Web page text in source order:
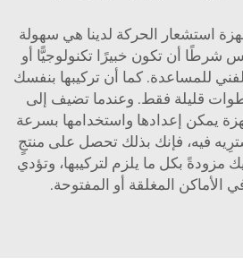
استشعار الحركة لدينا هي سهولة
شرطًا أن تكون خبيرًا تكنولوجيًّا أو
للمساعدة. كما أن تركيبها بنفسك
قليلة فقط. وعندما تضيف إلى
يمكن إعدادها واستخدامها بسرعة
فيه، فإنك بذلك تحصل على منتجٍ
مزودةً بكل ما يلزم لتركيبها، وتؤدي
الأماكن المغلقة أو المفتوحة.